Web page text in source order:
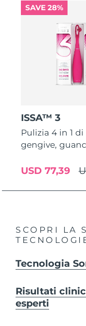
SAVE 28%
ISSA™ 3
Pulizia 4 in 1
gengive,
USD 77,39
SCOPRI LA
Tecnologia
Risultati
esperti